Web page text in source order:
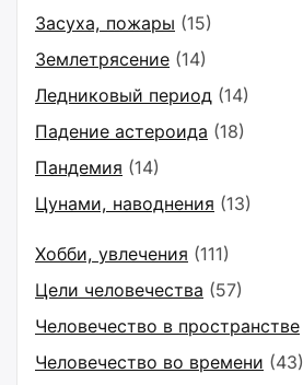
Засуха, пожары (15)
Землетрясение (14)
Ледниковый период (14)
Падение астероида (18)
Пандемия (14)
Цунами, наводнения (13)
Хобби, увлечения (111)
Цели человечества (57)
Человечество в пространстве
Человечество во времени (43)